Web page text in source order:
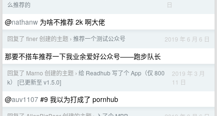
么推荐的
日
@nathanw 为啥不推荐 2k 啊大佬
回复了 finer 创建的主题 › 推荐一个测试公众号 2019 年 6 月 6 日
那要不搭车推荐一下我业余爱好公众号——跑步队长
回复了 Marno 创建的主题 › 给 Readhub 写了个 App（仅 800
k） [已更新至 v1.5.0]
2019 年 3 月
11 日
@auv1107 #9 我以为打成了 pornhub